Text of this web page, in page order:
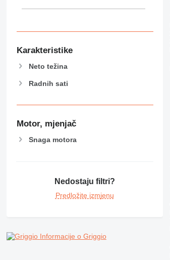
Karakteristike
Neto težina
Radnih sati
Motor, mjenjač
Snaga motora
Nedostaju filtri?
Predložite izmjenu
Informacije o Griggio